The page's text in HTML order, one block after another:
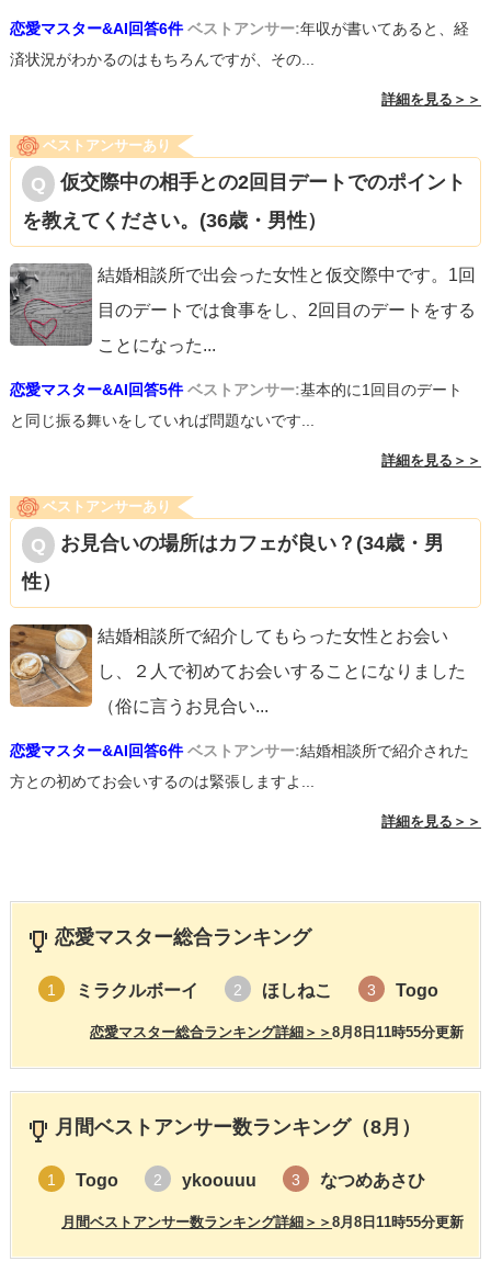
恋愛マスター&AI回答6件 ベストアンサー:年収が書いてあると、経
済状況がわかるのはもちろんですが、その...
詳細を見る＞＞
ベストアンサーあり
仮交際中の相手との2回目デートでのポイント
を教えてください。(36歳・男性）
結婚相談所で出会った女性と仮交際中です。1回
目のデートでは食事をし、2回目のデートをする
ことになった...
恋愛マスター&AI回答5件 ベストアンサー:基本的に1回目のデート
と同じ振る舞いをしていれば問題ないです...
詳細を見る＞＞
ベストアンサーあり
お見合いの場所はカフェが良い？(34歳・男
性）
結婚相談所で紹介してもらった女性とお会い
し、２人で初めてお会いすることになりました
（俗に言うお見合い...
恋愛マスター&AI回答6件 ベストアンサー:結婚相談所で紹介された
方との初めてお会いするのは緊張しますよ...
詳細を見る＞＞
恋愛マスター総合ランキング
1 ミラクルボーイ 2 ほしねこ 3 Togo
8月8日11時55分更新
恋愛マスター総合ランキング詳細＞＞
月間ベストアンサー数ランキング（8月）
1 Togo 2 ykoouuu 3 なつめあさひ
8月8日11時55分更新
月間ベストアンサー数ランキング詳細＞＞